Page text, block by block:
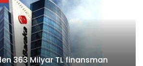
363 Milyar TL finansman